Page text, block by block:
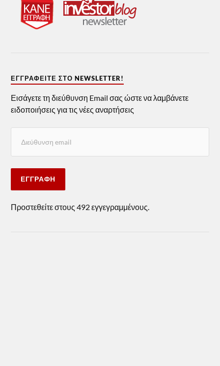
ΕΓΓΡΑΦΕΊΤΕ ΣΤΟ NEWSLETTER!
Εισάγετε τη διεύθυνση Email σας ώστε να λαμβάνετε
ειδοποιήσεις για τις νέες αναρτήσεις
ΕΓΓΡΑΦΉ
Προστεθείτε στους 492 εγγεγραμμένους.